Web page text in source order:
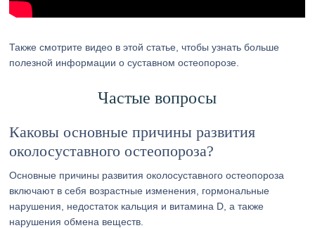
Также смотрите видео в этой статье, чтобы узнать больше
полезной информации о суставном остеопорозе.
Частые вопросы
Каковы основные причины развития
околосуставного остеопороза?
Основные причины развития околосуставного остеопороза
включают в себя возрастные изменения, гормональные
нарушения, недостаток кальция и витамина D, а также
нарушения обмена веществ.